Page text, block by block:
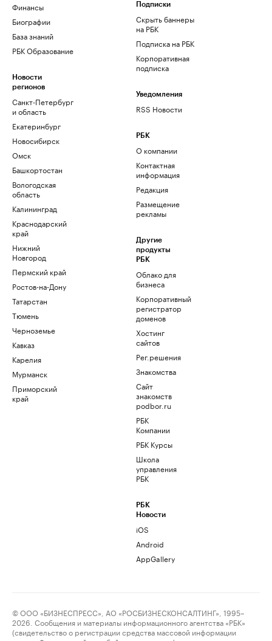
Финансы
Биографии
База знаний
РБК Образование
Новости
регионов
Санкт-Петербург
и область
Екатеринбург
Новосибирск
Омск
Башкортостан
Вологодская
область
Калининград
Краснодарский
край
Нижний
Новгород
Пермский край
Ростов-на-Дону
Татарстан
Тюмень
Черноземье
Кавказ
Карелия
Мурманск
Приморский
край
Подписки
Скрыть баннеры
на РБК
Подписка на РБК
Корпоративная
подписка
Уведомления
RSS Новости
РБК
О компании
Контактная
информация
Редакция
Размещение
рекламы
Другие
продукты
РБК
Облако для
бизнеса
Корпоративный
регистратор
доменов
Хостинг
сайтов
Рег.решения
Знакомства
Сайт
знакомств
podbor.ru
РБК
Компании
РБК Курсы
Школа
управления
РБК
РБК
Новости
iOS
Android
AppGallery
© ООО «БИЗНЕСПРЕСС», АО «РОСБИЗНЕСКОНСАЛТИНГ», 1995–
2026. Сообщения и материалы информационного агентства «РБК»
(свидетельство о регистрации средства массовой информации